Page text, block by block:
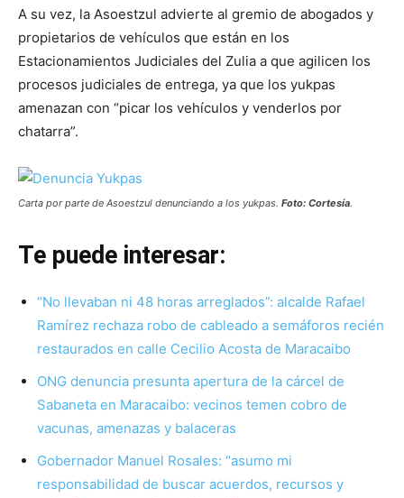
A su vez, la Asoestzul advierte al gremio de abogados y
propietarios de vehículos que están en los
Estacionamientos Judiciales del Zulia a que agilicen los
procesos judiciales de entrega, ya que los yukpas
amenazan con “picar los vehículos y venderlos por
chatarra”.
Carta por parte de Asoestzul denunciando a los yukpas. Foto: Cortesía.
Te puede interesar:
“No llevaban ni 48 horas arreglados”: alcalde Rafael
Ramírez rechaza robo de cableado a semáforos recién
restaurados en calle Cecilio Acosta de Maracaibo
ONG denuncia presunta apertura de la cárcel de
Sabaneta en Maracaibo: vecinos temen cobro de
vacunas, amenazas y balaceras
Gobernador Manuel Rosales: “asumo mi
responsabilidad de buscar acuerdos, recursos y